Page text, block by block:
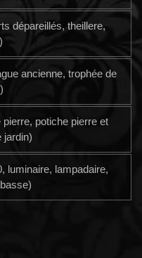
dépareillés, theillere,
ancienne, trophée de
potiche pierre et
jardin)
luminaire, lampadaire,